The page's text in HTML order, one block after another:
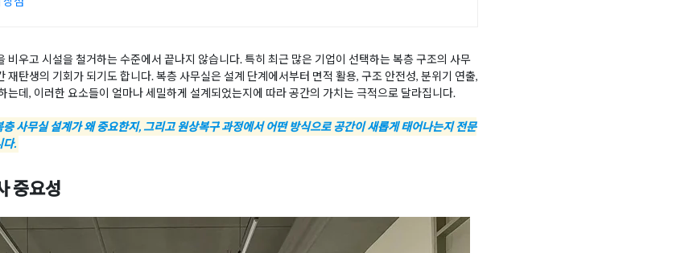
비우고 시설을 철거하는 수준에서 끝나지 않습니다. 특히 최근 많은 기업이 선택하는 복층 구조의 사무
재탄생의 기회가 되기도 합니다. 복층 사무실은 설계 단계에서부터 면적 활용, 구조 안전성, 분위기 연출,
는데, 이러한 요소들이 얼마나 세밀하게 설계되었는지에 따라 공간의 가치는 극적으로 달라집니다.
사무실 설계가 왜 중요한지, 그리고 원상복구 과정에서 어떤 방식으로 공간이 새롭게 태어나는지 전문
다.
중요성